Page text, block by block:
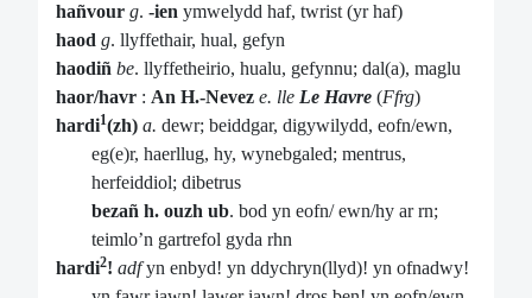
hañvour g. -ien ymwelydd haf, twrist (yr haf)
haod g. llyffethair, hual, gefyn
haodiñ be. llyffetheirio, hualu, gefynnu; dal(a), maglu
haor/havr : An H.-Nevez e. lle Le Havre (Ffrg)
hardi1(zh) a. dewr; beiddgar, digywilydd, eofn/ewn,
eg(e)r, haerllug, hy, wynebgaled; mentrus,
herfeiddiol; dibetrus
bezañ h. ouzh ub. bod yn eofn/ ewn/hy ar rn;
teimlo’n gartrefol gyda rhn
hardi2! adfyn enbyd! yn ddychryn(llyd)! yn ofnadwy!